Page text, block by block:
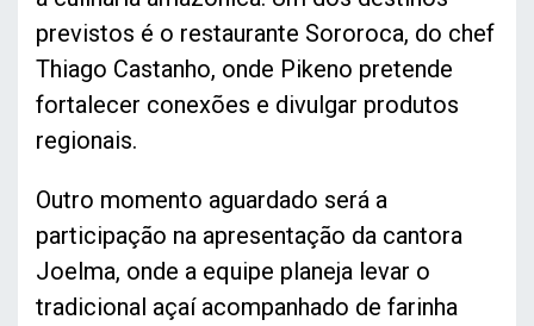
previstos é o restaurante Sororoca, do chef
Thiago Castanho, onde Pikeno pretende
fortalecer conexões e divulgar produtos
regionais.
Outro momento aguardado será a
participação na apresentação da cantora
Joelma, onde a equipe planeja levar o
tradicional açaí acompanhado de farinha